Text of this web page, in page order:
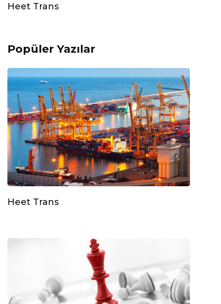
Heet Trans
Popüler Yazılar
Heet Trans